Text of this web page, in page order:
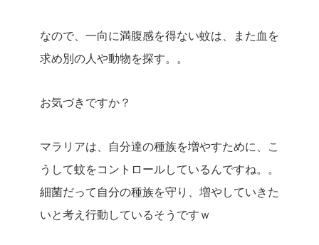
なので、一向に満腹感を得ない蚊は、また血を
求め別の人や動物を探す。。
お気づきですか？
マラリアは、自分達の種族を増やすために、こ
うして蚊をコントロールしているんですね。。
細菌だって自分の種族を守り、増やしていきた
いと考え行動しているそうですｗ